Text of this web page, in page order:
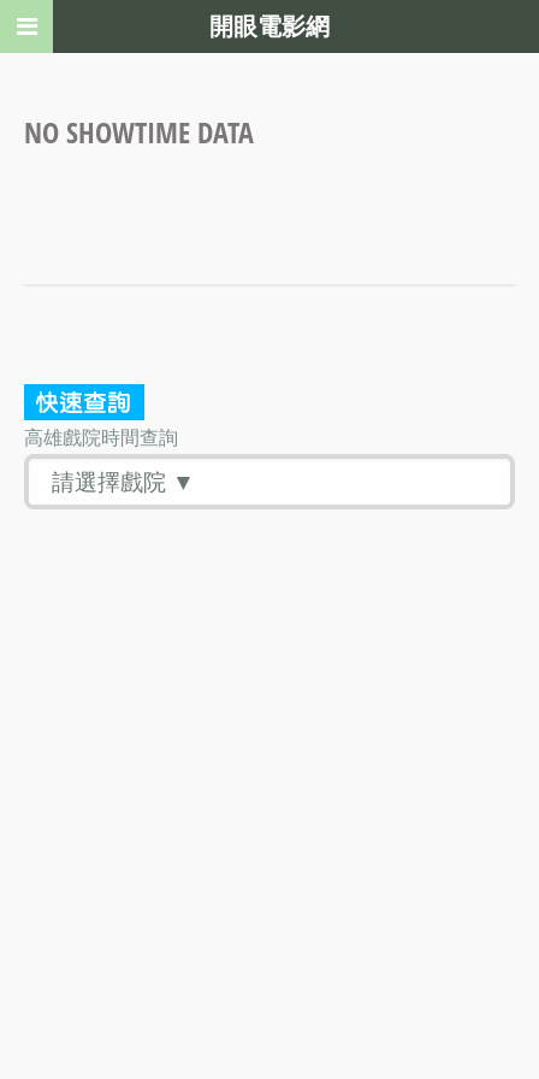
NO SHOWTIME DATA
高雄戲院時間查詢
開眼電影網